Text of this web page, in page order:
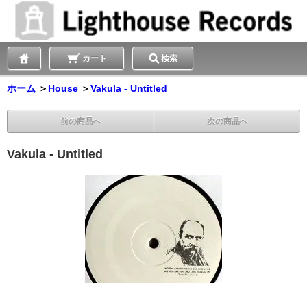
カート 検索
ホーム ＞ House ＞Vakula - Untitled
前の商品へ 次の商品へ
Vakula - Untitled